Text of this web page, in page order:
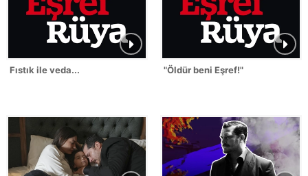
Fıstık ile veda... "Öldür beni Eşref!"